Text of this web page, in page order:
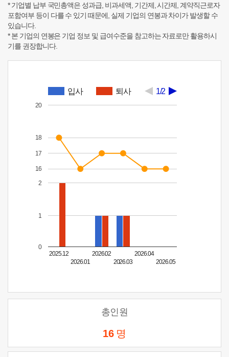
* 기업별 납부 국민총액은 성과급, 비과세액, 기간제, 시간제, 계약직근로자
포함여부 등이 다를 수 있기 때문에, 실제 기업의 연봉과 차이가 발생할 수
있습니다.
* 본 기업의 연봉은 기업 정보 및 급여수준을 참고하는 자료로만 활용하시
기를 권장합니다.
입사 퇴사 1/2
2025.12
2026.01
2026.02
2026.03
2026.04
2026.05
0
1
2
16
17
18
20
총인원
16 명